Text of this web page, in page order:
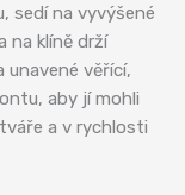
sedí na vyvýšené
na klíně drží
unavené věřící,
aby jí mohli
a v rychlosti